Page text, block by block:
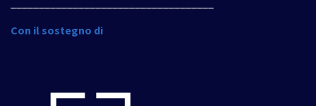
Con il sostegno di